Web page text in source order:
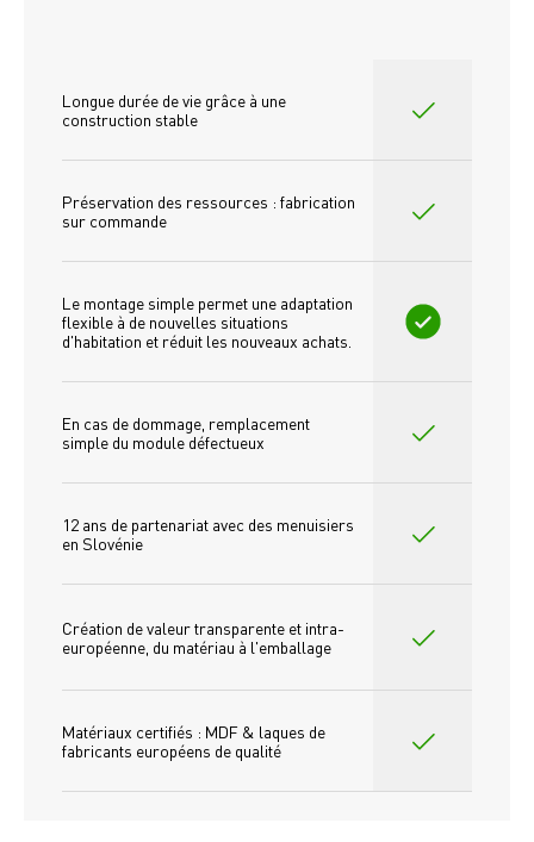
Longue durée de vie grâce à une
construction stable
Préservation des ressources : fabrication
sur commande
Le montage simple permet une adaptation
flexible à de nouvelles situations
d'habitation et réduit les nouveaux achats.
En cas de dommage, remplacement
simple du module défectueux
12 ans de partenariat avec des menuisiers
en Slovénie
Création de valeur transparente et intra-
européenne, du matériau à l'emballage
Matériaux certifiés : MDF & laques de
fabricants européens de qualité